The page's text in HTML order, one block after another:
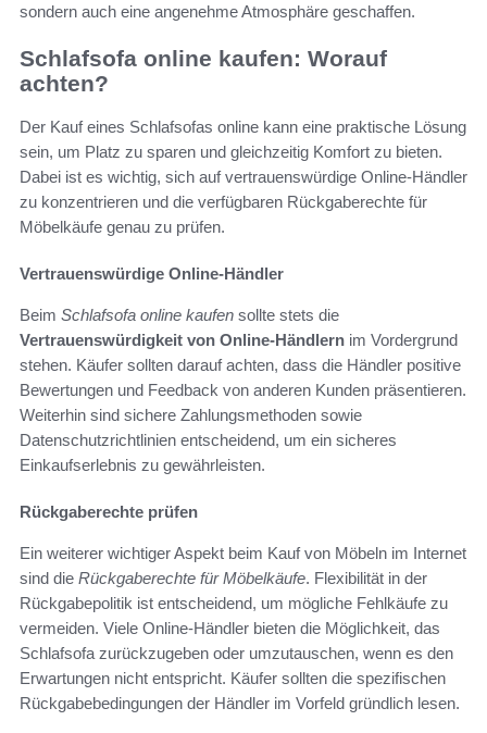
sondern auch eine angenehme Atmosphäre geschaffen.
Schlafsofa online kaufen: Worauf
achten?
Der Kauf eines Schlafsofas online kann eine praktische Lösung
sein, um Platz zu sparen und gleichzeitig Komfort zu bieten.
Dabei ist es wichtig, sich auf vertrauenswürdige Online-Händler
zu konzentrieren und die verfügbaren Rückgaberechte für
Möbelkäufe genau zu prüfen.
Vertrauenswürdige Online-Händler
Beim Schlafsofa online kaufen sollte stets die
Vertrauenswürdigkeit von Online-Händlern im Vordergrund
stehen. Käufer sollten darauf achten, dass die Händler positive
Bewertungen und Feedback von anderen Kunden präsentieren.
Weiterhin sind sichere Zahlungsmethoden sowie
Datenschutzrichtlinien entscheidend, um ein sicheres
Einkaufserlebnis zu gewährleisten.
Rückgaberechte prüfen
Ein weiterer wichtiger Aspekt beim Kauf von Möbeln im Internet
sind die Rückgaberechte für Möbelkäufe. Flexibilität in der
Rückgabepolitik ist entscheidend, um mögliche Fehlkäufe zu
vermeiden. Viele Online-Händler bieten die Möglichkeit, das
Schlafsofa zurückzugeben oder umzutauschen, wenn es den
Erwartungen nicht entspricht. Käufer sollten die spezifischen
Rückgabebedingungen der Händler im Vorfeld gründlich lesen.